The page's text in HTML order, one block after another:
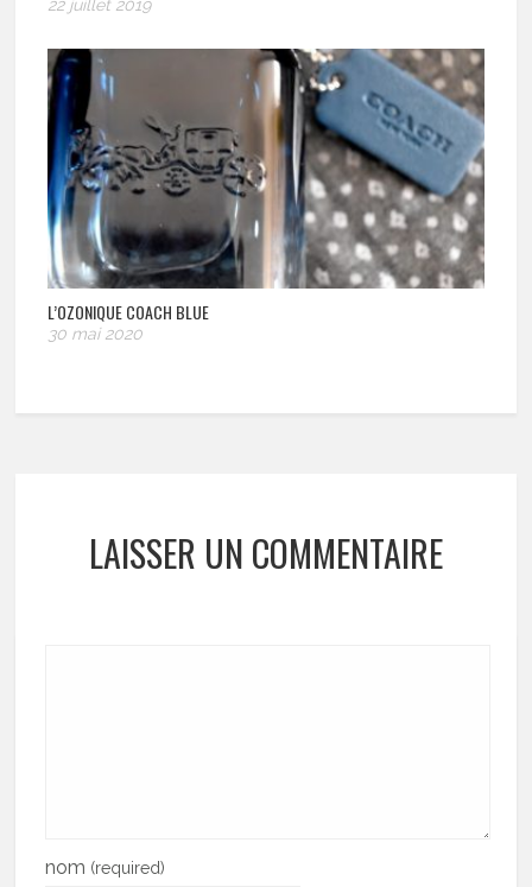
22 juillet 2019
L’OZONIQUE COACH BLUE
30 mai 2020
LAISSER UN COMMENTAIRE
nom (required)